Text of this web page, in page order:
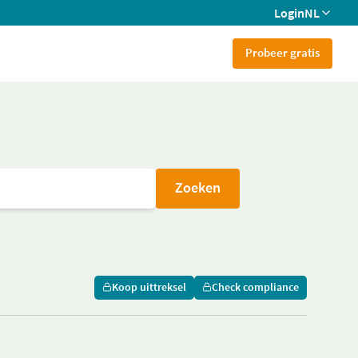
LoginNL
Probeer gratis
Zoeken
Koop uittreksel Check compliance